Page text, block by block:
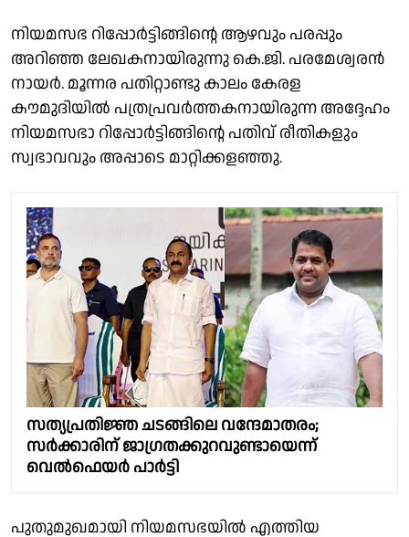
നിയമസഭ റിപ്പോര്‍ട്ടിങ്ങിൻ്റെ ആഴവും പരപ്പും
അറിഞ്ഞ ലേഖകനായിരുന്നു കെ.ജി. പരമേശ്വരന്‍
നായര്‍. മൂന്നര പതിറ്റാണ്ടു കാലം കേരള
കൗമുദിയില്‍ പത്രപ്രവര്‍ത്തകനായിരുന്ന അദ്ദേഹം
നിയമസഭാ റിപ്പോര്‍ട്ടിങ്ങിൻ്റെ പതിവ് രീതികളും
സ്വഭാവവും അപ്പാടെ മാറ്റിക്കളഞ്ഞു.
സത്യപ്രതിജ്ഞ ചടങ്ങിലെ വന്ദേമാതരം;
സര്‍ക്കാരിന് ജാഗ്രതക്കുറവുണ്ടായെന്ന്
വെല്‍ഫെയര്‍ പാര്‍ട്ടി
പുതുമുഖമായി നിയമസഭയില്‍ എത്തിയ